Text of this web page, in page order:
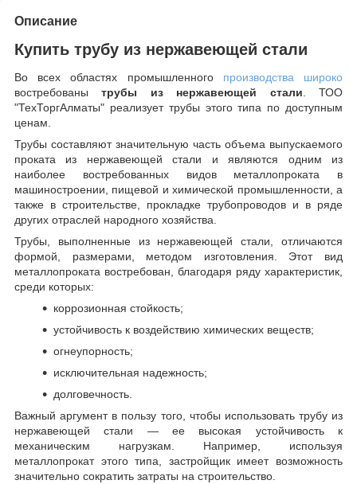
Описание
Купить трубу из нержавеющей стали
Во всех областях промышленногопроизводства широко
востребованытрубы из нержавеющей стали. ТОО
"ТехТоргАлматы" реализует трубы этого типа по доступным
ценам.
Трубы составляют значительную часть объема выпускаемого
проката из нержавеющей стали и являются одним из
наиболее востребованных видов металлопроката в
машиностроении, пищевой и химической промышленности, а
также в строительстве, прокладке трубопроводов и в ряде
других отраслей народного хозяйства.
Трубы, выполненные из нержавеющей стали, отличаются
формой, размерами, методом изготовления. Этот вид
металлопроката востребован, благодаря ряду характеристик,
среди которых:
коррозионная стойкость;
устойчивость к воздействию химических веществ;
огнеупорность;
исключительная надежность;
долговечность.
Важный аргумент в пользу того, чтобы использовать трубу из
нержавеющей стали — ее высокая устойчивость к
механическим нагрузкам. Например, используя
металлопрокат этого типа, застройщик имеет возможность
значительно сократить затраты на строительство.